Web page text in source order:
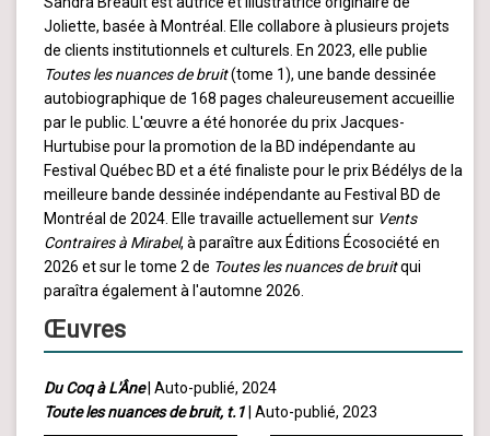
Joliette, basée à Montréal. Elle collabore à plusieurs projets
de clients institutionnels et culturels. En 2023, elle publie
Toutes les nuances de bruit(tome 1), une bande dessinée
autobiographique de 168 pages chaleureusement accueillie
par le public. L'œuvre a été honorée du prix Jacques-
Hurtubise pour la promotion de la BD indépendante au
Festival Québec BD et a été finaliste pour le prix Bédélys de la
meilleure bande dessinée indépendante au Festival BD de
Montréal de 2024. Elle travaille actuellement sur Vents
Contraires à Mirabel, à paraître aux Éditions Écosociété en
2026 et sur le tome 2 de Toutes les nuances de bruitqui
paraîtra également à l'automne 2026.
Œuvres
Du Coq à L'Âne | Auto-publié, 2024
Toute les nuances de bruit, t.1 | Auto-publié, 2023